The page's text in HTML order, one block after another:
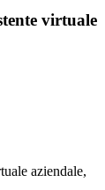
virtuale